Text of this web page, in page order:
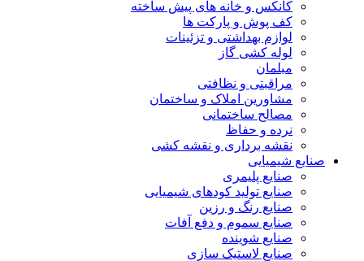
کانکس و خانه های پیش ساخته
کف پوش و پارکت ها
لوازم بهداشتی و تزئینات
لوله کشی گاز
مبلمان
مراقبتی و نظافتی
مشاورین املاک و ساختمان
مصالح ساختمانی
نرده و حفاظ
نقشه برداری و نقشه کشی
صنایع شیمیایی
صنایع پلیمری
صنایع تولید کودهای شیمیایی
صنایع رنگ و رزین
صنایع سموم و دفع آفات
صنایع شوینده
صنایع لاستیک سازی